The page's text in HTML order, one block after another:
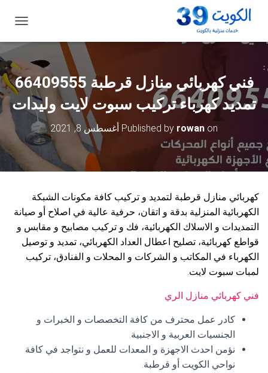
ب
ي
ل
ا
ت
ل
فني كهربائي منازل قرطبة 66409555
تمديد كهرباء تركيب سبوت لايت وليدات
Published by rowan on أغسطس 8, 2021
كهربائي منازل قرطبة لتمديد و تركيب كافة مكونات الشبكة
الكهربائية المنزلية بدقة و اتقان، حرفية عالية في اصلاح أو صيانة
التمديدات و الاسلاك الكهربائية، فك و تركيب مصابيح و مقابس و
قواطع كهربائية، تصليح اعطال العداد الكهربائي، تمديد و توصيل
الكهرباء في المكاتب و الشركات و المحلات و الفنادق، تركيب
لمبات سبوت لايت.
فني كهربائي منازل الري
كادر عمل محترف من كافة التخصصات و الخبرات و
الجنسيات العربية و الاجنبية.
نؤمن احدث الاجهزة و المعدات للعمل و نتواجد في كافة
نواحي الكويت أو قرطبة.